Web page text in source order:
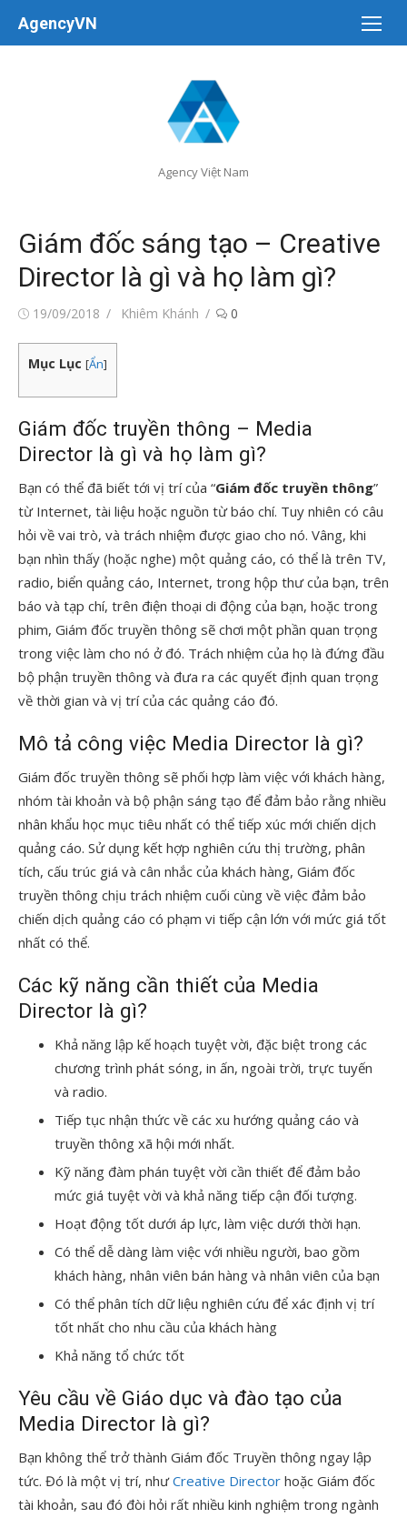
Agency Việt Nam
AgencyVN
Giám đốc sáng tạo – Creative
Director là gì và họ làm gì?
Đăng19/09/2018
Tác
Khiêm Khánh 0
Mục Lục [Ẩn]
Giám đốc truyền thông – Media
Director là gì và họ làm gì?
Bạn có thể đã biết tới vị trí của “Giám đốc truyền thông”
từ Internet, tài liệu hoặc nguồn từ báo chí. Tuy nhiên có câu
hỏi về vai trò, và trách nhiệm được giao cho nó. Vâng, khi
bạn nhìn thấy (hoặc nghe) một quảng cáo, có thể là trên TV,
radio, biển quảng cáo, Internet, trong hộp thư của bạn, trên
báo và tạp chí, trên điện thoại di động của bạn, hoặc trong
phim, Giám đốc truyền thông sẽ chơi một phần quan trọng
trong việc làm cho nó ở đó. Trách nhiệm của họ là đứng đầu
bộ phận truyền thông và đưa ra các quyết định quan trọng
về thời gian và vị trí của các quảng cáo đó.
Mô tả công việc Media Director là gì?
Giám đốc truyền thông sẽ phối hợp làm việc với khách hàng,
nhóm tài khoản và bộ phận sáng tạo để đảm bảo rằng nhiều
nhân khẩu học mục tiêu nhất có thể tiếp xúc mới chiến dịch
quảng cáo. Sử dụng kết hợp nghiên cứu thị trường, phân
tích, cấu trúc giá và cân nhắc của khách hàng, Giám đốc
truyền thông chịu trách nhiệm cuối cùng về việc đảm bảo
chiến dịch quảng cáo có phạm vi tiếp cận lớn với mức giá tốt
nhất có thể.
Các kỹ năng cần thiết của Media
Director là gì?
Khả năng lập kế hoạch tuyệt vời, đặc biệt trong các
chương trình phát sóng, in ấn, ngoài trời, trực tuyến
và radio.
Tiếp tục nhận thức về các xu hướng quảng cáo và
truyền thông xã hội mới nhất.
Kỹ năng đàm phán tuyệt vời cần thiết để đảm bảo
mức giá tuyệt vời và khả năng tiếp cận đối tượng.
Hoạt động tốt dưới áp lực, làm việc dưới thời hạn.
Có thể dễ dàng làm việc với nhiều người, bao gồm
khách hàng, nhân viên bán hàng và nhân viên của bạn
Có thể phân tích dữ liệu nghiên cứu để xác định vị trí
tốt nhất cho nhu cầu của khách hàng
Khả năng tổ chức tốt
Yêu cầu về Giáo dục và đào tạo của
Media Director là gì?
Bạn không thể trở thành Giám đốc Truyền thông ngay lập
tức. Đó là một vị trí, nhưCreative Director hoặc Giám đốc
tài khoản, sau đó đòi hỏi rất nhiều kinh nghiệm trong ngành